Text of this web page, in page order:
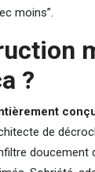
moins”.
?
de
doucement